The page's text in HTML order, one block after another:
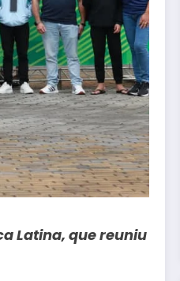
Latina, que reuniu